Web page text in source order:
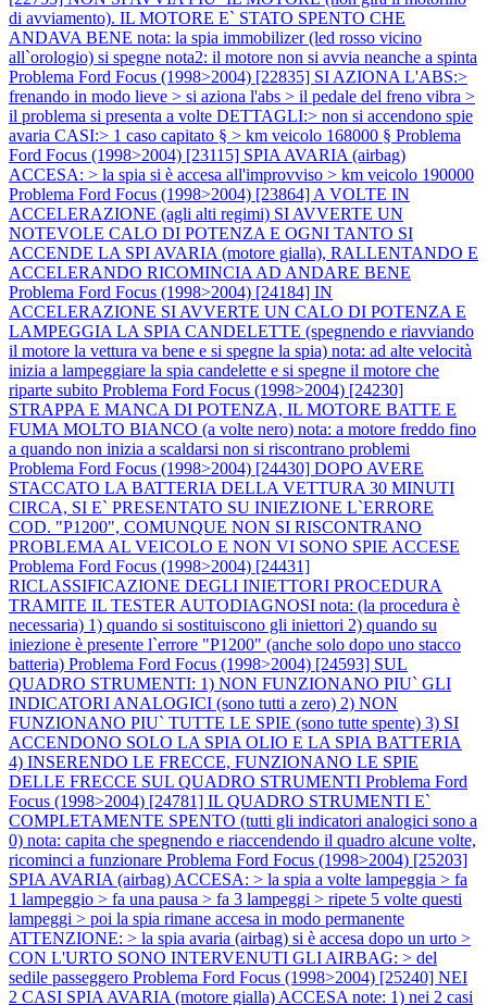
di avviamento). IL MOTORE E` STATO SPENTO CHE
ANDAVA BENE nota: la spia immobilizer (led rosso vicino
all`orologio) si spegne nota2: il motore non si avvia neanche a spinta
Problema Ford Focus (1998>2004) [22835] SI AZIONA L'ABS:>
frenando in modo lieve > si aziona l'abs > il pedale del freno vibra >
il problema si presenta a volte DETTAGLI:> non si accendono spie
avaria CASI:> 1 caso capitato § > km veicolo 168000 § Problema
Ford Focus (1998>2004) [23115] SPIA AVARIA (airbag)
ACCESA: > la spia si è accesa all'improvviso > km veicolo 190000
Problema Ford Focus (1998>2004) [23864] A VOLTE IN
ACCELERAZIONE (agli alti regimi) SI AVVERTE UN
NOTEVOLE CALO DI POTENZA E OGNI TANTO SI
ACCENDE LA SPI AVARIA (motore gialla), RALLENTANDO E
ACCELERANDO RICOMINCIA AD ANDARE BENE
Problema Ford Focus (1998>2004) [24184] IN
ACCELERAZIONE SI AVVERTE UN CALO DI POTENZA E
LAMPEGGIA LA SPIA CANDELETTE (spegnendo e riavviando
il motore la vettura va bene e si spegne la spia) nota: ad alte velocità
inizia a lampeggiare la spia candelette e si spegne il motore che
riparte subito Problema Ford Focus (1998>2004) [24230]
STRAPPA E MANCA DI POTENZA, IL MOTORE BATTE E
FUMA MOLTO BIANCO (a volte nero) nota: a motore freddo fino
a quando non inizia a scaldarsi non si riscontrano problemi
Problema Ford Focus (1998>2004) [24430] DOPO AVERE
STACCATO LA BATTERIA DELLA VETTURA 30 MINUTI
CIRCA, SI E` PRESENTATO SU INIEZIONE L`ERRORE
COD. "P1200", COMUNQUE NON SI RISCONTRANO
PROBLEMA AL VEICOLO E NON VI SONO SPIE ACCESE
Problema Ford Focus (1998>2004) [24431]
RICLASSIFICAZIONE DEGLI INIETTORI PROCEDURA
TRAMITE IL TESTER AUTODIAGNOSI nota: (la procedura è
necessaria) 1) quando si sostituiscono gli iniettori 2) quando su
iniezione è presente l`errore "P1200" (anche solo dopo uno stacco
batteria) Problema Ford Focus (1998>2004) [24593] SUL
QUADRO STRUMENTI: 1) NON FUNZIONANO PIU` GLI
INDICATORI ANALOGICI (sono tutti a zero) 2) NON
FUNZIONANO PIU` TUTTE LE SPIE (sono tutte spente) 3) SI
ACCENDONO SOLO LA SPIA OLIO E LA SPIA BATTERIA
4) INSERENDO LE FRECCE, FUNZIONANO LE SPIE
DELLE FRECCE SUL QUADRO STRUMENTI Problema Ford
Focus (1998>2004) [24781] IL QUADRO STRUMENTI E`
COMPLETAMENTE SPENTO (tutti gli indicatori analogici sono a
0) nota: capita che spegnendo e riaccendendo il quadro alcune volte,
ricominci a funzionare Problema Ford Focus (1998>2004) [25203]
SPIA AVARIA (airbag) ACCESA: > la spia a volte lampeggia > fa
1 lampeggio > fa una pausa > fa 3 lampeggi > ripete 5 volte questi
lampeggi > poi la spia rimane accesa in modo permanente
ATTENZIONE: > la spia avaria (airbag) si è accesa dopo un urto >
CON L'URTO SONO INTERVENUTI GLI AIRBAG: > del
sedile passeggero Problema Ford Focus (1998>2004) [25240] NEI
2 CASI SPIA AVARIA (motore gialla) ACCESA note: 1) nei 2 casi